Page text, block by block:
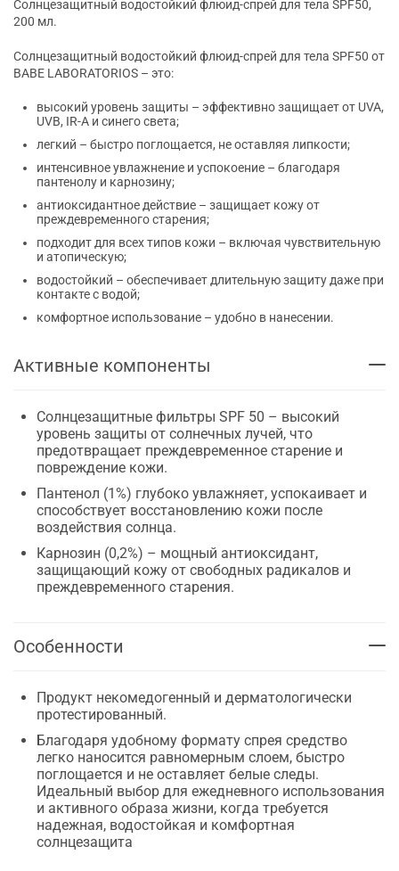
Солнцезащитный водостойкий флюид-спрей для тела SPF50,
200 мл.
Солнцезащитный водостойкий флюид-спрей для тела SPF50 от
BABE LABORATORIOS – это:
высокий уровень защиты – эффективно защищает от UVA,
UVB, IR-A и синего света;
легкий – быстро поглощается, не оставляя липкости;
интенсивное увлажнение и успокоение – благодаря
пантенолу и карнозину;
антиоксидантное действие – защищает кожу от
преждевременного старения;
подходит для всех типов кожи – включая чувствительную
и атопическую;
водостойкий – обеспечивает длительную защиту даже при
контакте с водой;
комфортное использование – удобно в нанесении.
Активные компоненты
Солнцезащитные фильтры SPF 50 – высокий
уровень защиты от солнечных лучей, что
предотвращает преждевременное старение и
повреждение кожи.
Пантенол (1%) глубоко увлажняет, успокаивает и
способствует восстановлению кожи после
воздействия солнца.
Карнозин (0,2%) – мощный антиоксидант,
защищающий кожу от свободных радикалов и
преждевременного старения.
Особенности
Продукт некомедогенный и дерматологически
протестированный.
Благодаря удобному формату спрея средство
легко наносится равномерным слоем, быстро
поглощается и не оставляет белые следы.
Идеальный выбор для ежедневного использования
и активного образа жизни, когда требуется
надежная, водостойкая и комфортная
солнцезащита